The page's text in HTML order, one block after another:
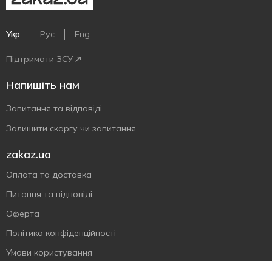
Укр Рус Eng
Підтримати ЗСУ
Напишіть нам
Запитання та відповіді
Залишити скаргу чи запитання
zakaz.ua
Оплата та доставка
Питання та відповіді
Оферта
Політика конфіденційності
Умови користування